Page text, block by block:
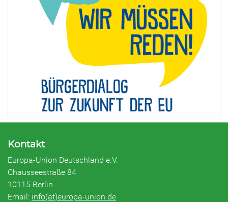
Kontakt
Europa-Union Deutschland e.V.
Chausseestraße 84
10115 Berlin
Email: info(at)europa-union.de